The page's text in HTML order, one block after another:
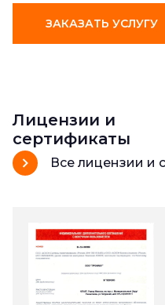
ЗАКАЗАТЬ УСЛУГУ
Лицензии и
сертификаты
Все лицензии и